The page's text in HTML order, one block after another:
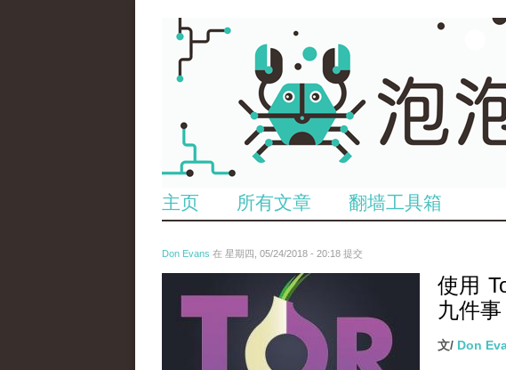
主页 所有文章 翻墙工具箱
Don Evans 在 星期四, 05/24/2018 - 20:18 提交
wechatimg1098.jpeg
使用
九件事
文/ Don